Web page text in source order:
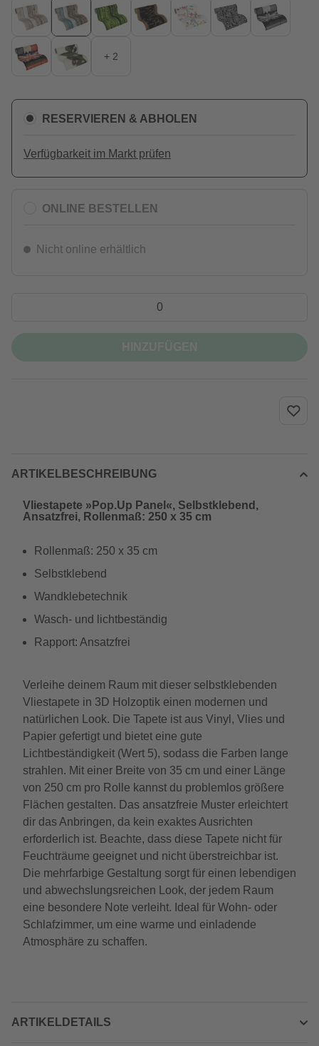
+ 2
RESERVIEREN & ABHOLEN
Verfügbarkeit im Markt prüfen
ONLINE BESTELLEN
Nicht online erhältlich
ARTIKELBESCHREIBUNG
Vliestapete »Pop.Up Panel«, Selbstklebend,
Ansatzfrei, Rollenmaß: 250 x 35 cm
Rollenmaß: 250 x 35 cm
Selbstklebend
Wandklebetechnik
Wasch- und lichtbeständig
Rapport: Ansatzfrei
Verleihe deinem Raum mit dieser selbstklebenden
Vliestapete in 3D Holzoptik einen modernen und
natürlichen Look. Die Tapete ist aus Vinyl, Vlies und
Papier gefertigt und bietet eine gute
Lichtbeständigkeit (Wert 5), sodass die Farben lange
strahlen. Mit einer Breite von 35 cm und einer Länge
von 250 cm pro Rolle kannst du problemlos größere
Flächen gestalten. Das ansatzfreie Muster erleichtert
dir das Anbringen, da kein exaktes Ausrichten
erforderlich ist. Beachte, dass diese Tapete nicht für
Feuchträume geeignet und nicht überstreichbar ist.
Die mehrfarbige Gestaltung sorgt für einen lebendigen
und abwechslungsreichen Look, der jedem Raum
eine besondere Note verleiht. Ideal für Wohn- oder
Schlafzimmer, um eine warme und einladende
Atmosphäre zu schaffen.
ARTIKELDETAILS